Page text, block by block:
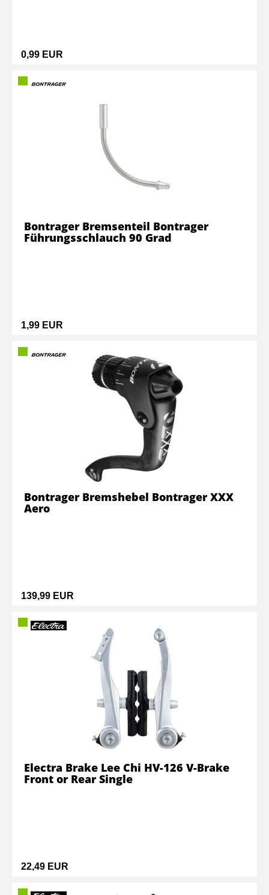
0,99 EUR
1,99 EUR
Bontrager Bremsenteil Bontrager
Führungsschlauch 90 Grad
139,99 EUR
Bontrager Bremshebel Bontrager XXX
Aero
22,49 EUR
Electra Brake Lee Chi HV-126 V-Brake
Front or Rear Single